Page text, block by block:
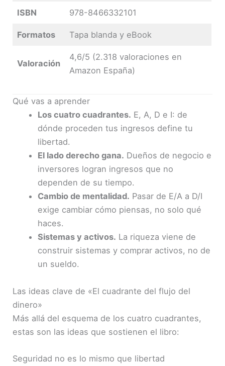
ISBN 978-8466332101
Formatos Tapa blanda y eBook
Valoración
4,6/5 (2.318 valoraciones en
Amazon España)
Qué vas a aprender
Los cuatro cuadrantes. E, A, D e I: de
dónde proceden tus ingresos define tu
libertad.
El lado derecho gana. Dueños de negocio e
inversores logran ingresos que no
dependen de su tiempo.
Cambio de mentalidad. Pasar de E/A a D/I
exige cambiar cómo piensas, no solo qué
haces.
Sistemas y activos. La riqueza viene de
construir sistemas y comprar activos, no de
un sueldo.
Las ideas clave de «El cuadrante del flujo del
dinero»
Más allá del esquema de los cuatro cuadrantes,
estas son las ideas que sostienen el libro:
Seguridad no es lo mismo que libertad